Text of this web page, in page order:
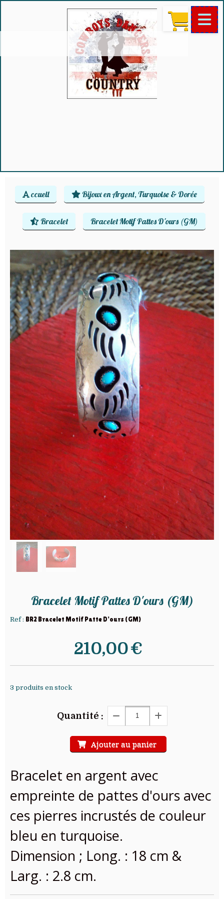
ccueil Bijoux en Argent, Turquoise & Dorée
Bracelet Bracelet Motif Pattes D'ours (GM)
Bracelet Motif Pattes D'ours (GM)
Ref : BR2 Bracelet Motif Patte D'ours (GM)
210,00€
3 produits en stock
Quantité :
Ajouter au panier
Bracelet en argent avec
empreinte de pattes d'ours avec
ces pierres incrustés de couleur
bleu en turquoise.
Dimension ; Long. : 18 cm &
Larg. : 2.8 cm.